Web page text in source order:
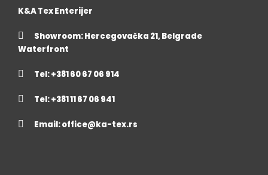
K&A Tex Enterijer
Showroom: Hercegovačka 21, Belgrade
Waterfront
Tel: +381 60 67 06 914
Tel: +381 11 67 06 941
Email:office@ka-tex.rs